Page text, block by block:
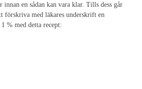
2011
innan en sådan kan vara klar. Tills dess går
förskriva med läkares underskrift en
% med detta recept: